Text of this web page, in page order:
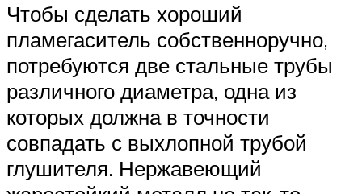
Чтобы сделать хороший
пламегаситель собственноручно,
потребуются две стальные трубы
различного диаметра, одна из
которых должна в точности
совпадать с выхлопной трубой
глушителя. Нержавеющий